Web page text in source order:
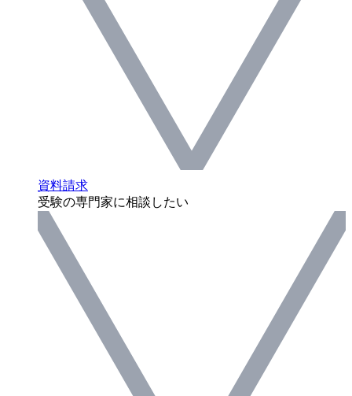
資料請求
受験の専門家に相談したい